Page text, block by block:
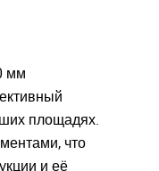
мм
площадях.
что
и её